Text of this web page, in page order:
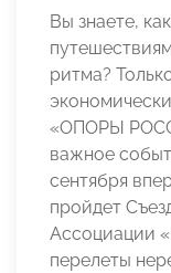
Вы знаете,
ритма?
«ОПОРЫ
важное
сентября
пройдет
Ассоциации
перелеты